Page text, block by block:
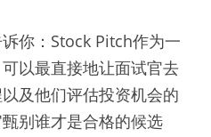
你：Stock Pitch作为一
以最直接地让面试官去
及他们评估投资机会的
别谁才是合格的候选